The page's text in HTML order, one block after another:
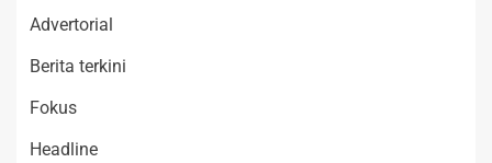
Advertorial
Berita terkini
Fokus
Headline